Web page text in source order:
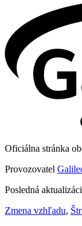
Oficiálna stránka
Provozovatel
Posledná
Zmena vzhľadu,